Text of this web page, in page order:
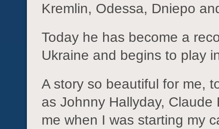
Kremlin, Odessa, Dniepo
Today he has become a
Ukraine and begins to play
A story so beautiful for me,
as Johnny Hallyday,
me when I was starting my